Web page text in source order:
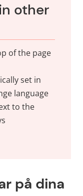
other
of the page
set in
language
to the
på dina